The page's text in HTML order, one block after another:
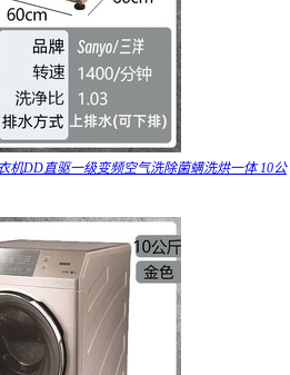
机DD直驱一级变频空气洗除菌螨洗烘一体 10公